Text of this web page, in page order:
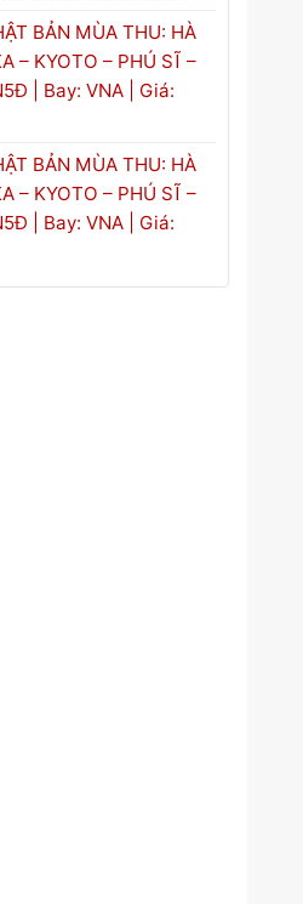
BẢN MÙA THU: HÀ
– KYOTO – PHÚ SĨ –
| Bay: VNA | Giá:
BẢN MÙA THU: HÀ
– KYOTO – PHÚ SĨ –
| Bay: VNA | Giá: